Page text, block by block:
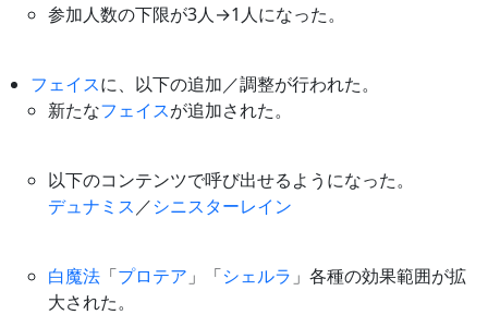
参加人数の下限が3人→1人になった。
フェイスに、以下の追加／調整が行われた。
新たなフェイスが追加された。
以下のコンテンツで呼び出せるようになった。
デュナミス ／シニスターレイン
白魔法 「プロテア 」「シェルラ 」各種の効果範囲が拡
大された。